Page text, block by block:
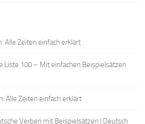
Alle Zeiten einfach erklärt
Liste 100 – Mit einfachen Beispielsätzen
Alle Zeiten einfach erklärt
Verben mit Beispielsätzen | Deutsch